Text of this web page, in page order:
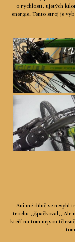
Ceník
Kontakty
o rychlosti, ujetých
energie. Tento stroj je
Ani mé dílně se nevyhl
trochu ,,špačkoval,, Ale
kteří na tom nejsou